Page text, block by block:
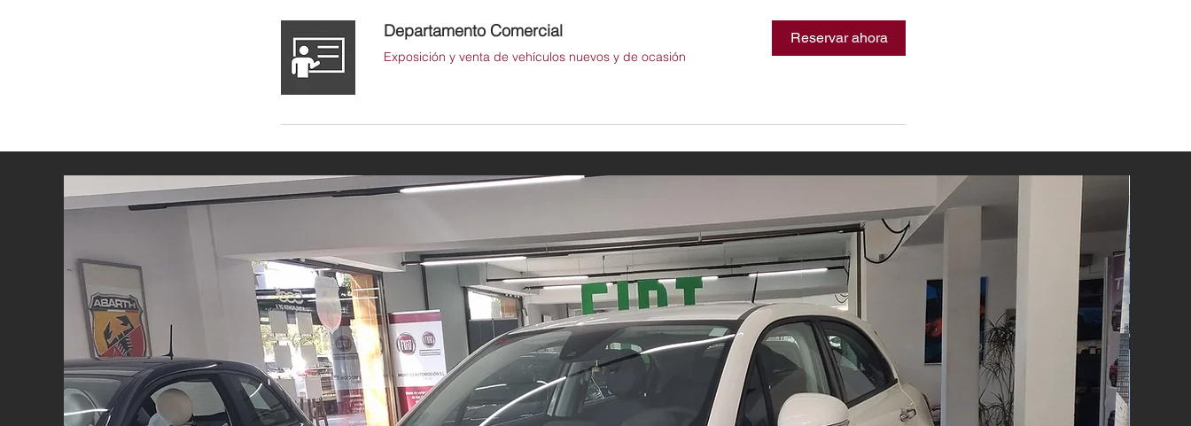
Departamento Comercial
Exposición y venta de vehículos nuevos y de ocasión
Reservar ahora